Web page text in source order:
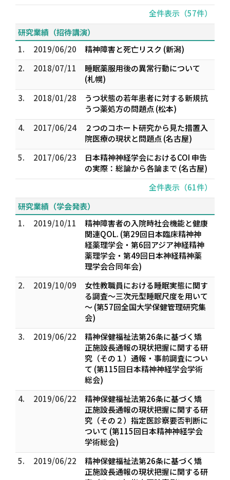
全件表示（57件）
研究業績（招待講演）
1.
2019/06/20
精神障害と死亡リスク (新潟)
2.
2018/07/11
睡眠薬服用後の異常行動について
(札幌)
3.
2018/01/28
うつ状態の若年患者に対する新規抗
うつ薬処方の問題点 (松本)
4.
2017/06/24
２つのコホート研究から見た措置入
院医療の現状と問題点 (名古屋)
5.
2017/06/23
日本精神神経学会におけるCOI 申告
の実際：総論から各論まで (名古屋)
全件表示（61件）
研究業績（学会発表）
1.
2019/10/11
精神障害者の入院時社会機能と健康
関連QOL. (第29回日本臨床精神神
経薬理学会・第6回アジア神経精神
薬理学会・第49回日本神経精神薬
理学会合同年会)
2.
2019/10/09
女性教職員における睡眠実態に関す
る調査～三次元型睡眠尺度を用いて
～ (第57回全国大学保健管理研究集
会)
3.
2019/06/22
精神保健福祉法第26条に基づく矯
正施設長通報の現状把握に関する研
究（その１）通報・事前調査につい
て (第115回日本精神神経学会学術
総会)
4.
2019/06/22
精神保健福祉法第26条に基づく矯
正施設長通報の現状把握に関する研
究（その２）指定医診察要否判断に
ついて (第115回日本精神神経学会
学術総会)
5.
2019/06/22
精神保健福祉法第26条に基づく矯
正施設長通報の現状把握に関する研